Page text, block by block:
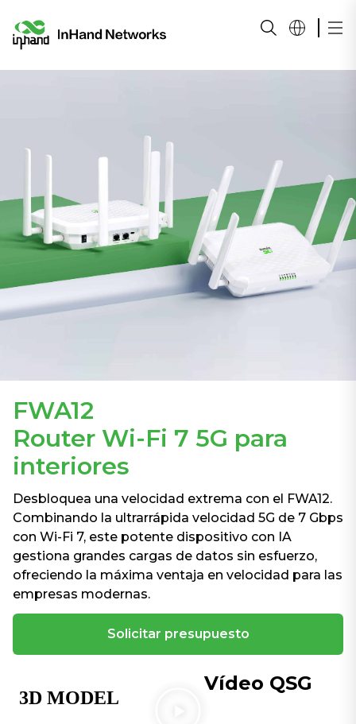
FWA12
Router Wi-Fi 7 5G para
interiores
Desbloquea una velocidad extrema con el FWA12.
Combinando la ultrarrápida velocidad 5G de 7 Gbps
con Wi-Fi 7, este potente dispositivo con IA
gestiona grandes cargas de datos sin esfuerzo,
ofreciendo la máxima ventaja en velocidad para las
empresas modernas.
Solicitar presupuesto
Vídeo QSG